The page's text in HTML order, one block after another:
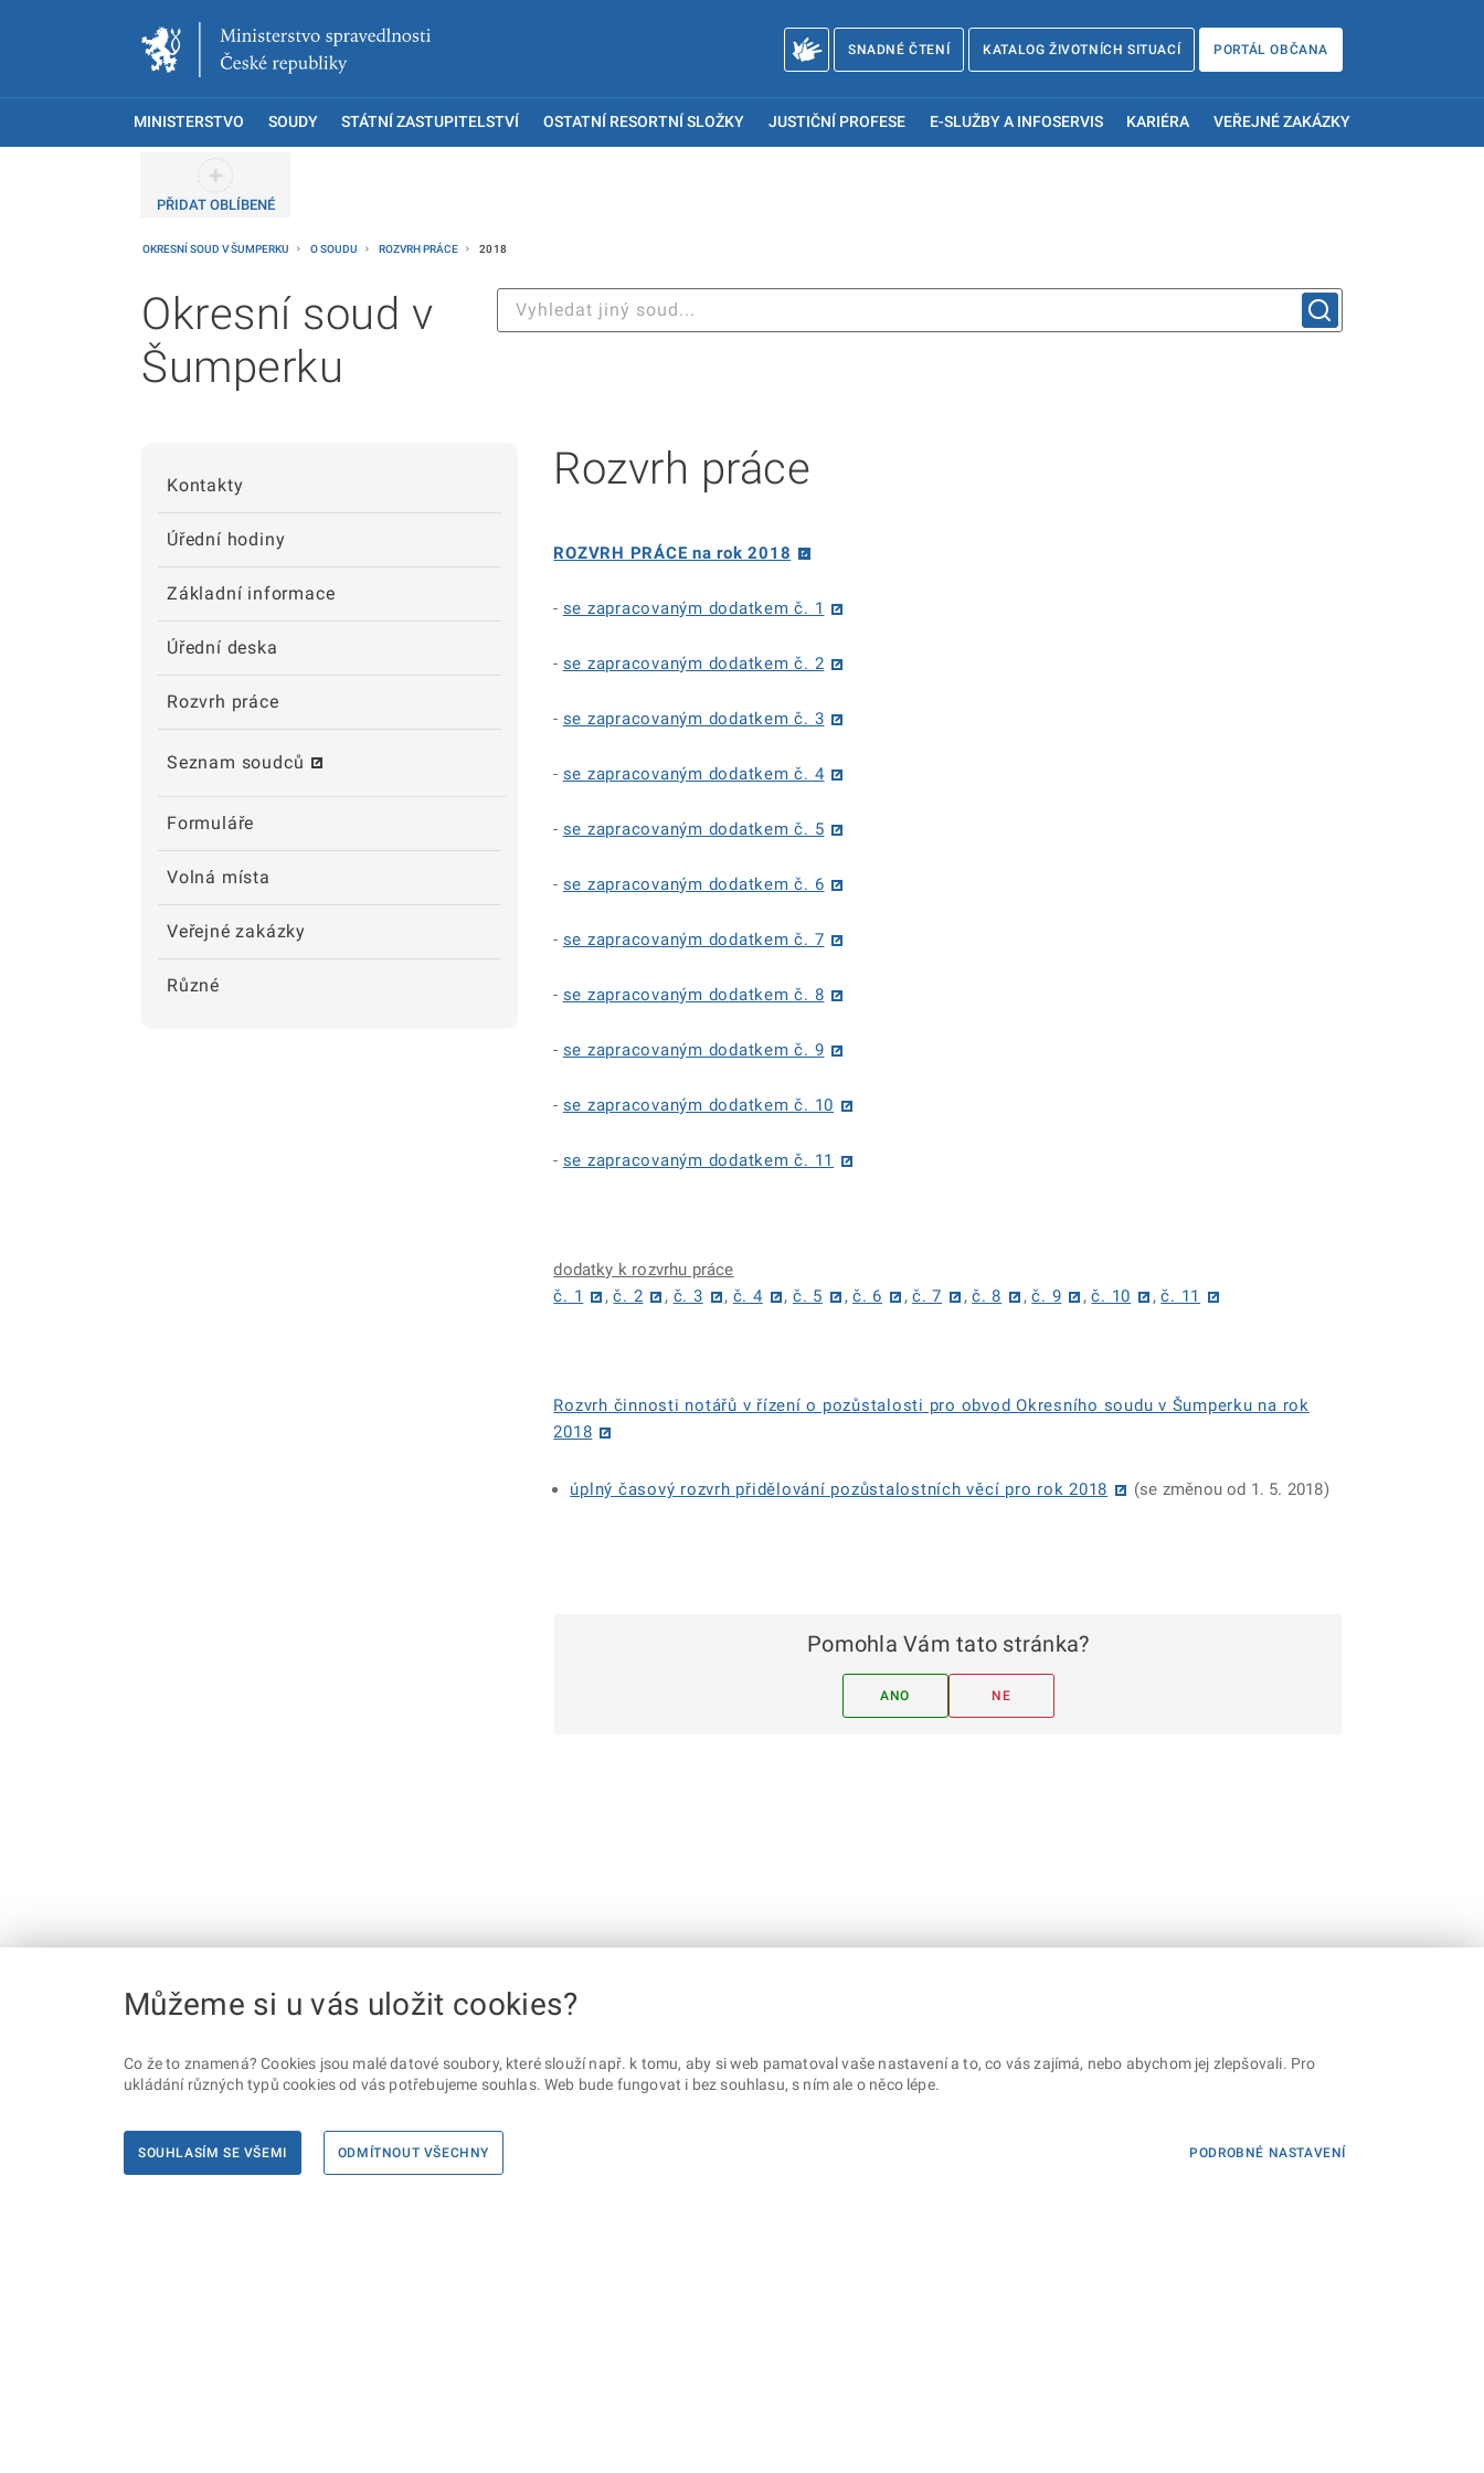
SNADNÉ ČTENÍ KATALOG ŽIVOTNÍCH SITUACÍ PORTÁL OBČANA
MINISTERSTVO SOUDY STÁTNÍ ZASTUPITELSTVÍ OSTATNÍ RESORTNÍ SLOŽKY JUSTIČNÍ PROFESE E-SLUŽBY A INFOSERVIS KARIÉRA VEŘEJNÉ ZAKÁZKY
PŘIDAT OBLÍBENÉ
OKRESNÍ SOUD V ŠUMPERKU O SOUDU ROZVRH PRÁCE 2018
Okresní soud v
Šumperku
Kontakty
Úřední hodiny
Základní informace
Úřední deska
Rozvrh práce
Seznam soudců
Formuláře
Volná místa
Veřejné zakázky
Různé
Rozvrh práce
ROZVRH PRÁCE na rok 2018
- se zapracovaným dodatkem č. 1
- se zapracovaným dodatkem č. 2
- se zapracovaným dodatkem č. 3
- se zapracovaným dodatkem č. 4
- se zapracovaným dodatkem č. 5
- se zapracovaným dodatkem č. 6
- se zapracovaným dodatkem č. 7
- se zapracovaným dodatkem č. 8
- se zapracovaným dodatkem č. 9
- se zapracovaným dodatkem č. 10
- se zapracovaným dodatkem č. 11
dodatky k rozvrhu práce
č. 1
,č. 2 , č. 3 , č. 4 , č. 5 , č. 6 ,č. 7 ,č. 8 ,č. 9 ,č. 10 ,č. 11
Rozvrh činnosti notářů v řízení o pozůstalosti pro obvod Okresního soudu v Šumperku na rok
2018
úplný časový rozvrh přidělování pozůstalostních věcí pro rok 2018 (se změnou od 1. 5. 2018)
Pomohla Vám tato stránka?
ANO NE
Můžeme si u vás uložit cookies?
Co že to znamená? Cookies jsou malé datové soubory, které slouží např. k tomu, aby si web pamatoval vaše nastavení a to, co vás zajímá, nebo abychom jej zlepšovali. Pro
ukládání různých typů cookies od vás potřebujeme souhlas. Web bude fungovat i bez souhlasu, s ním ale o něco lépe.
SOUHLASÍM SE VŠEMI ODMÍTNOUT VŠECHNY PODROBNÉ NASTAVENÍ